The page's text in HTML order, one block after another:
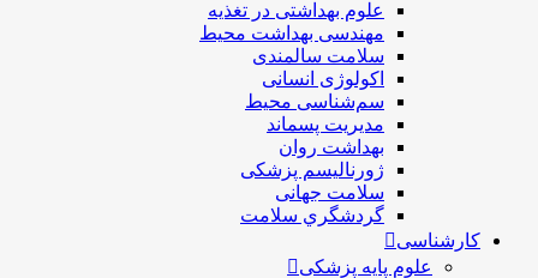
علوم بهداشتی در تغذیه
مهندسی بهداشت محيط
سلامت سالمندی
اکولوژی انسانی
سم‌شناسی محیط
مدیریت پسماند
بهداشت روان
ژورنالیسم پزشکی
سلامت جهانی
گردشگري سلامت
کارشناسی
علوم پایه پزشکی